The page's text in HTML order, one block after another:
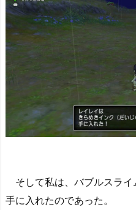
そして私は、バブルスライ
手に入れたのであった。